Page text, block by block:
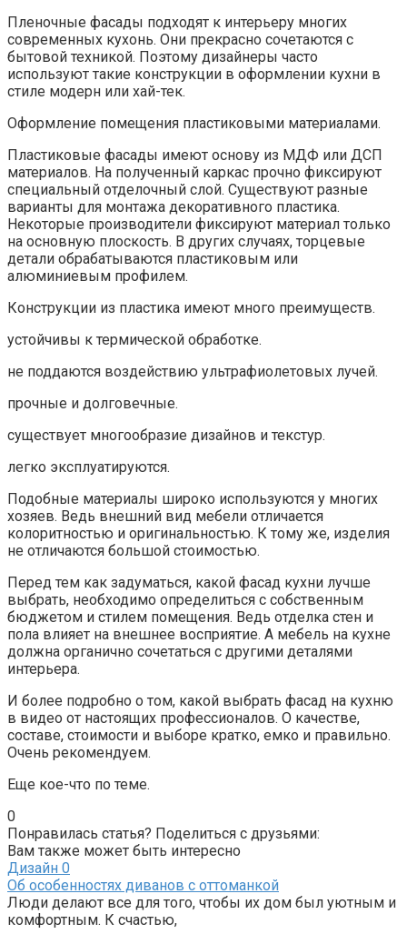
Пленочные фасады подходят к интерьеру многих
современных кухонь. Они прекрасно сочетаются с
бытовой техникой. Поэтому дизайнеры часто
используют такие конструкции в оформлении кухни в
стиле модерн или хай-тек.
Оформление помещения пластиковыми материалами.
Пластиковые фасады имеют основу из МДФ или ДСП
материалов. На полученный каркас прочно фиксируют
специальный отделочный слой. Существуют разные
варианты для монтажа декоративного пластика.
Некоторые производители фиксируют материал только
на основную плоскость. В других случаях, торцевые
детали обрабатываются пластиковым или
алюминиевым профилем.
Конструкции из пластика имеют много преимуществ.
устойчивы к термической обработке.
не поддаются воздействию ультрафиолетовых лучей.
прочные и долговечные.
существует многообразие дизайнов и текстур.
легко эксплуатируются.
Подобные материалы широко используются у многих
хозяев. Ведь внешний вид мебели отличается
колоритностью и оригинальностью. К тому же, изделия
не отличаются большой стоимостью.
Перед тем как задуматься, какой фасад кухни лучше
выбрать, необходимо определиться с собственным
бюджетом и стилем помещения. Ведь отделка стен и
пола влияет на внешнее восприятие. А мебель на кухне
должна органично сочетаться с другими деталями
интерьера.
И более подробно о том, какой выбрать фасад на кухню
в видео от настоящих профессионалов. О качестве,
составе, стоимости и выборе кратко, емко и правильно.
Очень рекомендуем.
Еще кое-что по теме.
0
Понравилась статья? Поделиться с друзьями:
Вам также может быть интересно
Дизайн 0
Об особенностях диванов с оттоманкой
Люди делают все для того, чтобы их дом был уютным и
комфортным. К счастью,